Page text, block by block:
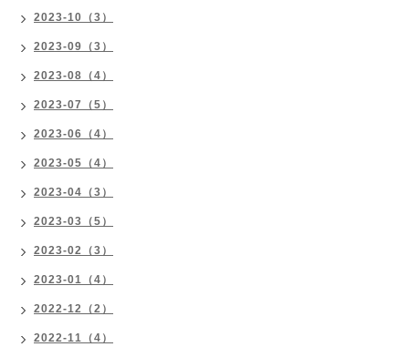
2023-10（3）
2023-09（3）
2023-08（4）
2023-07（5）
2023-06（4）
2023-05（4）
2023-04（3）
2023-03（5）
2023-02（3）
2023-01（4）
2022-12（2）
2022-11（4）